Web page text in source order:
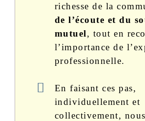
richesse de la
de l’écoute et du
mutuel, tout en
l’importance de
professionnelle.
En faisant ces pas,
individuellement et
collectivement,